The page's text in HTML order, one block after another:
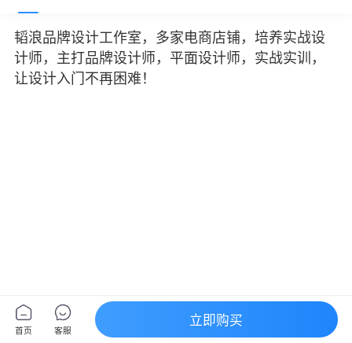
韬浪品牌设计工作室，多家电商店铺，培养实战设
计师，主打品牌设计师，平面设计师，实战实训，
让设计入门不再困难！
首页 客服
立即购买